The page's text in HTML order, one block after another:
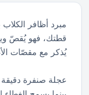
مبرد أظافر
قطتك، فهو يُقصّ
يُذكر مع مقصّات
عجلة صنفرة